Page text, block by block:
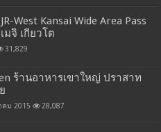
West Kansai Wide Area Pass
มจิ เกียวโต
31,829
ร้านอาหารเขาใหญ่ ปราสาท
คม 2015 28,087